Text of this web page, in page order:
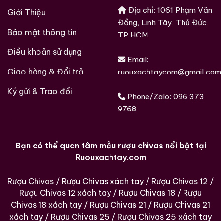
diện cho phong cách whisky Nhật Bản “thời kỳ
đầu”. Nó không chạy theo thị hiếu số đông mà giữ
nguyên bản sắc chưng cất thủ công truyền thống.
Sự khan hiếm vĩnh viễn:
Với việc nhà máy đã không
còn tồn tại, mỗi chai Karuizawa 15 tuổi xuất hiện
mảnh ghép lịch sử. Điều này đẩy giá trị của nó tăng
trưởng đều đặn theo thời gian.
toàn cầu. Đây là lựa chọn đầu tư an toàn và đẳng
cấp cho những ai muốn khẳng định tầm nhìn trong
4. Lời khuyên của chuyên gia: Lưu giữ “Hồn
thiêng”
Giới Thiệu
Bảo mật thông tin
Điều khoản sử dụng
Giao hàng & Đổi trả
Ký gửi & Trao đổi
Địa chỉ: 1061 Phạm Văn
Đồng, Linh Tây, Thủ Đức,
TP.HCM
Email:
ruouxachtaycom@gmail.com
Phone/Zalo: 096 373
9768
Bạn có thể quan tâm mẫu rượu chivas nổi bật tại
Ruouxachtay.com
Rượu Chivas / Rượu Chivas xách tay / Rượu Chivas 12 /
Rượu Chivas 12 xách tay / Rượu Chivas 18 / Rượu
Chivas 18 xách tay / Rượu Chivas 21 / Rượu Chivas 21
xách tay / Rượu Chivas 25 / Rượu Chivas 25 xách tay